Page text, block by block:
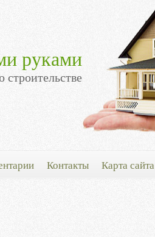
руками
строительстве
Контакты Карта сайта